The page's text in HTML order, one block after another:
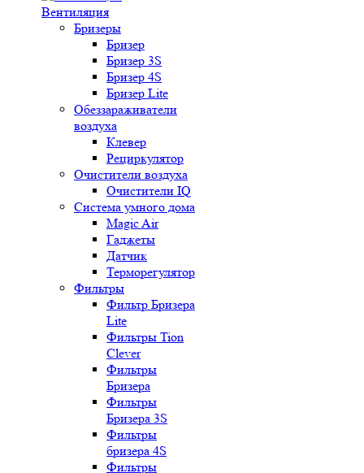
Вентиляция
Бризеры
Бризер
Бризер 3S
Бризер 4S
Бризер Lite
Обеззараживатели
воздуха
Клевер
Рециркулятор
Очистители воздуха
Очистители IQ
Система умного дома
Magic Air
Гаджеты
Датчик
Терморегулятор
Фильтры
Фильтр Бризера
Lite
Фильтры Tion
Clever
Фильтры
Бризера
Фильтры
Бризера 3S
Фильтры
бризера 4S
Фильтры